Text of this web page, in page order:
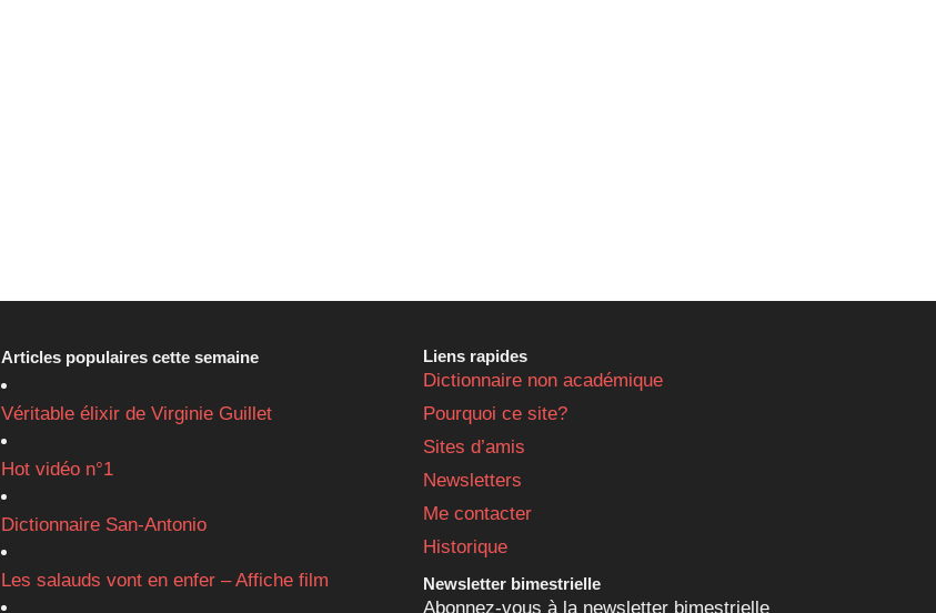
Articles populaires cette semaine
Véritable élixir de Virginie Guillet
Hot vidéo n°1
Dictionnaire San-Antonio
Les salauds vont en enfer – Affiche film
Liens rapides
Dictionnaire non académique
Pourquoi ce site?
Sites d’amis
Newsletters
Me contacter
Historique
Newsletter bimestrielle
Abonnez-vous à la newsletter bimestrielle